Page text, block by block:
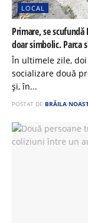
LOCAL
Primare, se
doar simbolic. Parca
În ultimele zile,
socializare două
și, în...
POSTAT DE BRĂILA